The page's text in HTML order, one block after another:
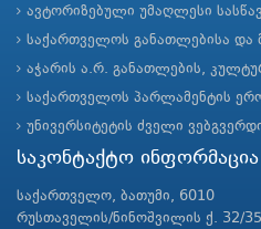
ავტორიზებული უმაღლესი
საქართველოს განათლებისა და
აჭარის ა.რ. განათლების,
საქართველოს პარლამენტის
უნივერსიტეტის ძველი
საკონტაქტო ინფორმაცია
საქართველო, ბათუმი, 6010
რუსთაველის/ნინოშვილის ქ. 32/35